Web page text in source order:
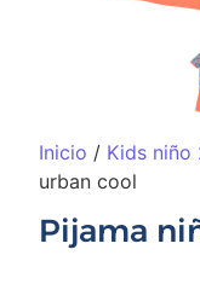
Inicio / Kids niño
urban cool
Pijama